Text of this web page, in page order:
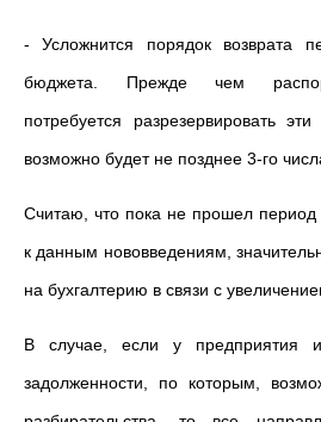
- Усложнится порядок возврата
бюджета. Прежде чем
потребуется разрезервировать
возможно будет не позднее 3-го
Считаю, что пока не прошел период
к данным нововведениям,
на бухгалтерию в связи с
В случае, если у предприятия
задолженности, по которым,